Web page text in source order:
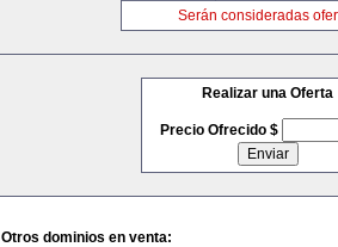
Serán consideradas
Realizar una Oferta
Precio Ofrecido $
Otros dominios en venta: